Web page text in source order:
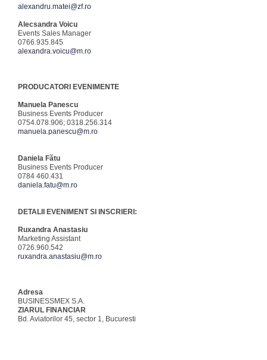
alexandru.matei@zf.ro
Alecsandra Voicu
Events Sales Manager
0766.935.845
alexandra.voicu@m.ro
PRODUCATORI EVENIMENTE
Manuela Panescu
Business Events Producer
0754.078.906; 0318.256.314
manuela.panescu@m.ro
Daniela Fătu
Business Events Producer
0784 460.431
daniela.fatu@m.ro
DETALII EVENIMENT SI INSCRIERI:
Ruxandra Anastasiu
Marketing Assistant
0726.960.542
ruxandra.anastasiu@m.ro
Adresa
BUSINESSMEX S.A.
ZIARUL FINANCIAR
Bd. Aviatorilor 45, sector 1, Bucuresti